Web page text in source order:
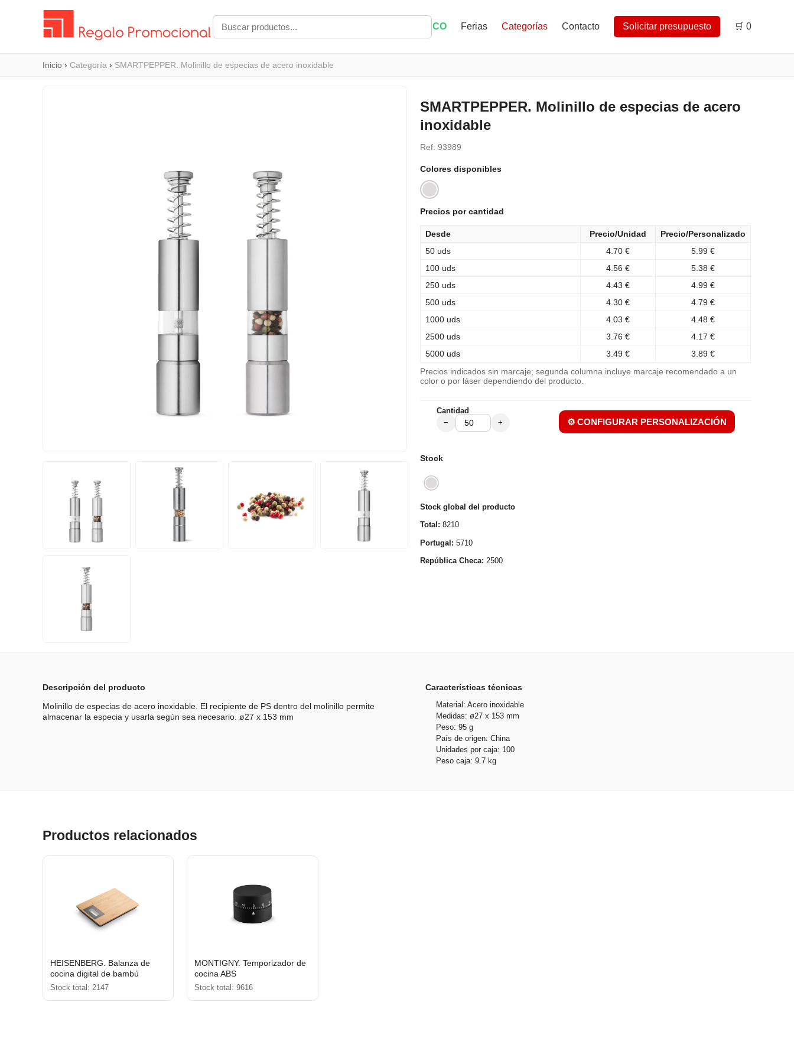
ECO Ferias Categorías Contacto Solicitar presupuesto 🛒 0
Inicio › Categoría › SMARTPEPPER. Molinillo de especias de acero inoxidable
SMARTPEPPER. Molinillo de especias de acero
inoxidable
Ref: 93989
Colores disponibles
Precios por cantidad
Desde Precio/Unidad
Precio/Personalizado
50 uds
4.70 €
5.99 €
100 uds
4.56 €
5.38 €
250 uds
4.43 €
4.99 €
500 uds
4.30 €
4.79 €
1000 uds
4.03 €
4.48 €
2500 uds
3.76 €
4.17 €
5000 uds
3.49 € 3.89 €
Precios indicados sin marcaje; segunda columna incluye marcaje recomendado a un
color o por láser dependiendo del producto.
Cantidad
− + ⚙️ CONFIGURAR PERSONALIZACIÓN
Stock
Stock global del producto
Total: 8210
Portugal: 5710
República Checa: 2500
Descripción del producto
Molinillo de especias de acero inoxidable. El recipiente de PS dentro del molinillo permite
almacenar la especia y usarla según sea necesario. ø27 x 153 mm
Características técnicas
Material: Acero inoxidable
Medidas: ø27 x 153 mm
Peso: 95 g
País de origen: China
Unidades por caja: 100
Peso caja: 9.7 kg
Productos relacionados
HEISENBERG. Balanza de
cocina digital de bambú
Stock total: 2147
MONTIGNY. Temporizador de
cocina ABS
Stock total: 9616